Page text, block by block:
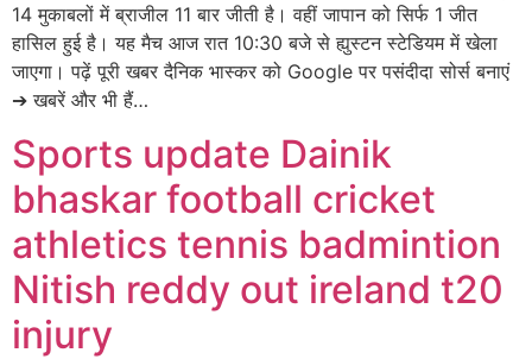
14 मुकाबलों में ब्राजील 11 बार जीती है। वहीं जापान को सिर्फ 1 जीत
हासिल हुई है। यह मैच आज रात 10:30 बजे से ह्युस्टन स्टेडियम में खेला
जाएगा। पढ़ें पूरी खबर दैनिक भास्कर को Google पर पसंदीदा सोर्स बनाएं
➔ खबरें और भी हैं…
Sports update Dainik
bhaskar football cricket
athletics tennis badmintion
Nitish reddy out ireland t20
injury